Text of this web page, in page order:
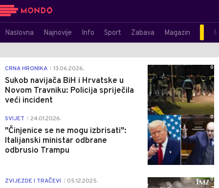
Naslovna Najnovije Info Sport Zabava Magazin
CRNA HRONIKA 13.06.2026.
Sukob navijača BiH i Hrvatske u
Novom Travniku: Policija spriječila
veći incident
0
SVIJET 24.01.2026.
"Činjenice se ne mogu izbrisati":
Italijanski ministar odbrane
odbrusio Trampu
0
ZVIJEZDE I TRAČEVI 05.12.2025. 0